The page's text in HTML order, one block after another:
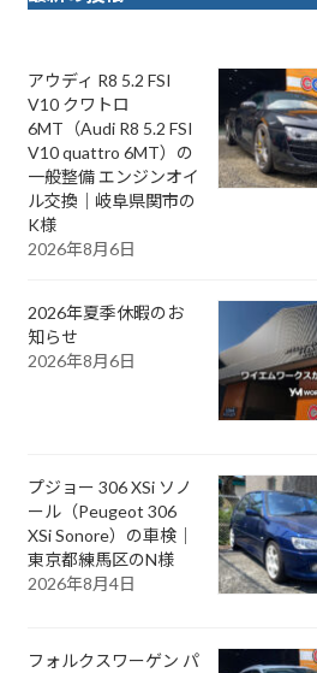
アウディ R8 5.2 FSI
V10 クワトロ
6MT（Audi R8 5.2 FSI
V10 quattro 6MT）の
一般整備 エンジンオイ
ル交換｜岐阜県関市の
K様
2026年8月6日
2026年夏季休暇のお
知らせ
2026年8月6日
プジョー 306 XSi ソノ
ール（Peugeot 306
XSi Sonore）の車検｜
東京都練馬区のN様
2026年8月4日
フォルクスワーゲン パ